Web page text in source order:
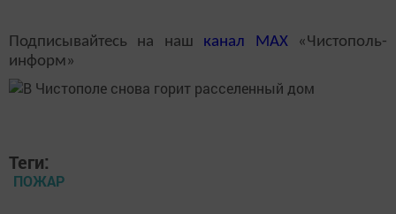
Подписывайтесь на наш канал MAX«Чистополь-
информ»
Теги:
ПОЖАР